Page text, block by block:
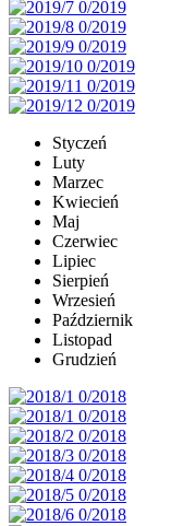
Styczeń
Luty
Marzec
Kwiecień
Maj
Czerwiec
Lipiec
Sierpień
Wrzesień
Październik
Listopad
Grudzień